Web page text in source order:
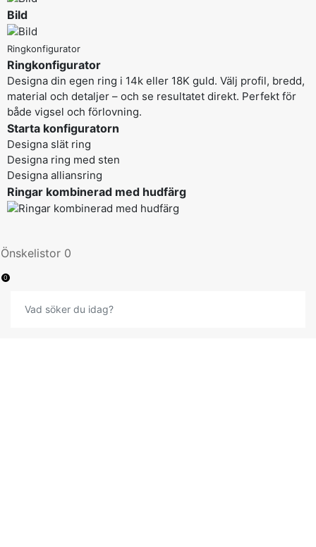
Bild
Ringkonfigurator
Ringkonfigurator
Designa din egen ring i 14k eller 18K guld. Välj profil, bredd,
material och detaljer – och se resultatet direkt. Perfekt för
både vigsel och förlovning.
Starta konfiguratorn
Designa slät ring
Designa ring med sten
Designa alliansring
Ringar kombinerad med hudfärg
Önskelistor 0
0